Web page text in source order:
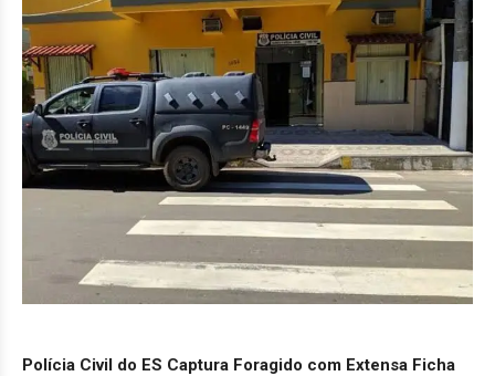
Polícia Civil do ES Captura Foragido com Extensa Ficha